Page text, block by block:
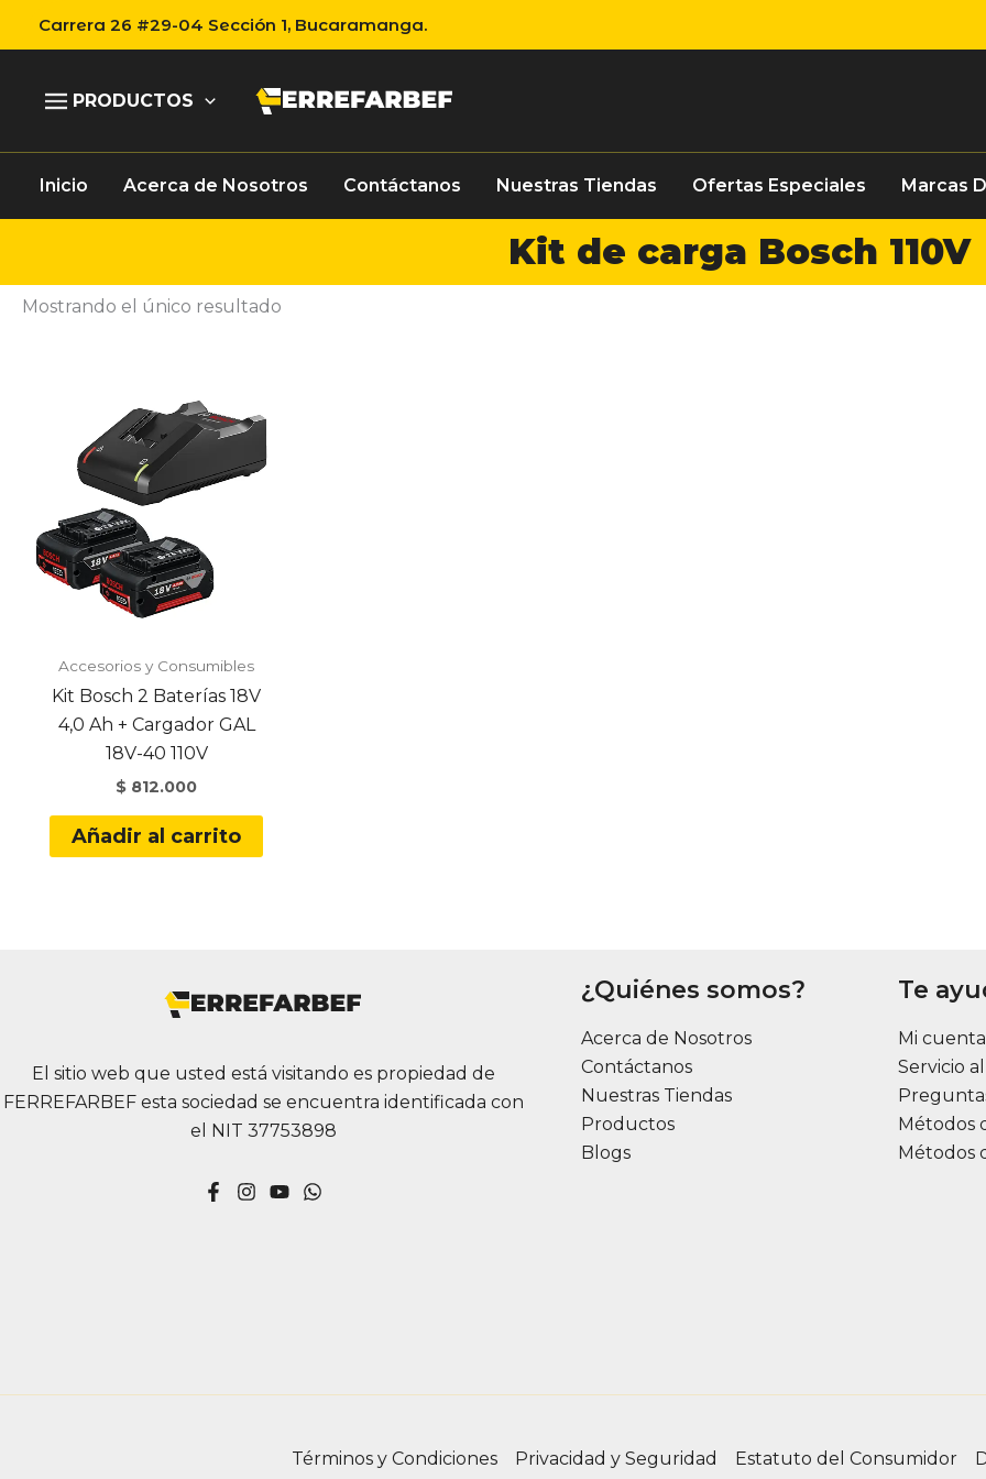
Carrera 26 #29-04 Sección 1, Bucaramanga.
PRODUCTOS
Inicio Acerca de Nosotros Contáctanos Nuestras Tiendas Ofertas Especiales Marcas
Kit de carga Bosch 110V
Mostrando el único resultado
Accesorios y Consumibles
Kit Bosch 2 Baterías 18V
4,0 Ah + Cargador GAL
18V-40 110V
$ 812.000
Añadir al carrito
El sitio web que usted está visitando es propiedad de
FERREFARBEF esta sociedad se encuentra identificada con
el NIT 37753898
¿Quiénes somos?
Acerca de Nosotros
Contáctanos
Nuestras Tiendas
Productos
Blogs
Te
Mi cuenta
Servicio
Métodos
Métodos
Términos y Condiciones Privacidad y Seguridad Estatuto del Consumidor